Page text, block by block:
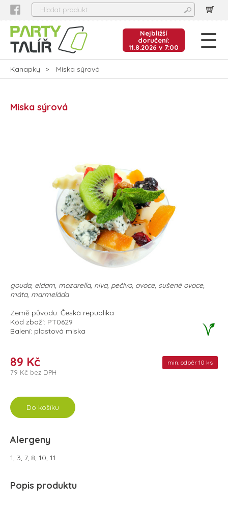
Nejbližší
doručení:
11.8.2026 v 7:00
Kanapky Miska sýrová
Miska sýrová
gouda, eidam, mozarella, niva, pečivo, ovoce, sušené ovoce,
máta, marmeláda
Země původu: Česká republika
Kód zboží: PT0629
Balení: plastová miska
89 Kč
79 Kč bez DPH
min. odběr 10 ks
Do košíku
Alergeny
1, 3, 7, 8, 10, 11
Popis produktu